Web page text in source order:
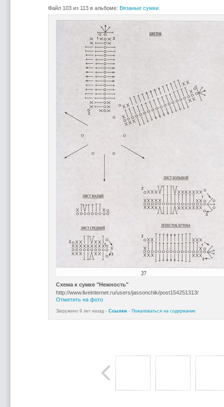
Файл 103 из 113 в альбоме: Вязаные сумки.
Схема к сумке "Нежность"
http://www.liveinternet.ru/users/jassonchik/post154251313/
Отметить на фото
Загружено 9 лет назад - Ссылки - Пожаловаться на содержание